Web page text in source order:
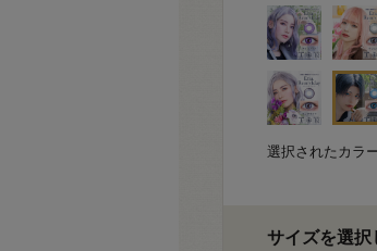
選択されたカラ
サイズを選択